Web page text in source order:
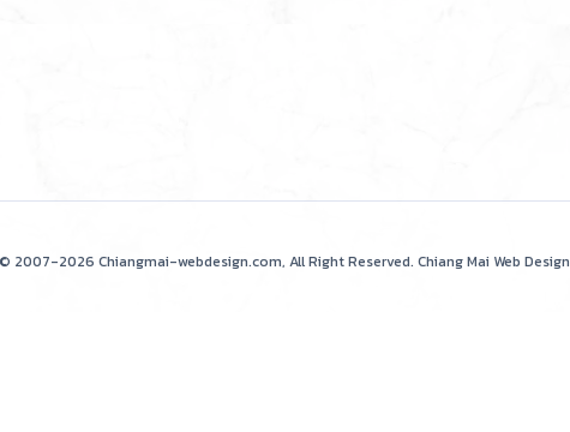
2007-2026 Chiangmai-webdesign.com, All Right Reserved. Chiang Mai Web Design